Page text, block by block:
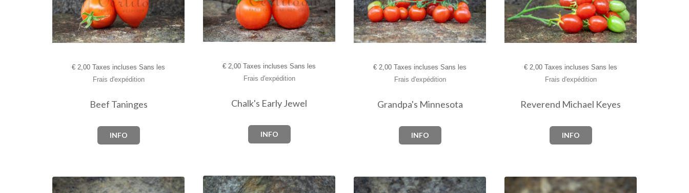
€ 2,00 Taxes incluses Sans les
Frais d'expédition
Chalk's Early Jewel
INFO
€ 2,00 Taxes incluses Sans les
Frais d'expédition
Beef Taninges
INFO
€ 2,00 Taxes incluses Sans les
Frais d'expédition
Grandpa's Minnesota
INFO
€ 2,00 Taxes incluses Sans les
Frais d'expédition
Reverend Michael Keyes
INFO